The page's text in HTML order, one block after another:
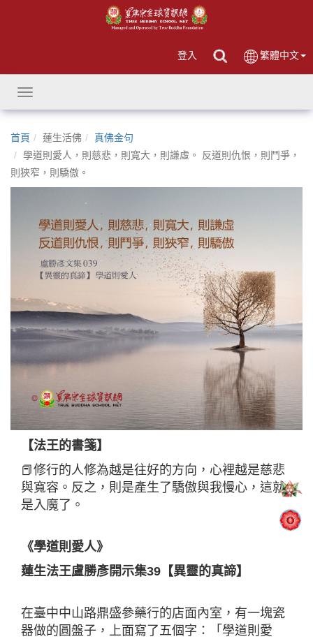
登入 繁體中文
Toggle
navigation
首頁 蓮生活佛
真佛金句
學道則愛人，則慈悲，則寬大，則謙虛。 反道則仇恨，則鬥爭，
則狹窄，則驕傲。
【法王的書箋】
📕修行的人修為越是往好的方向，心裡越是慈悲
與寬容。反之，則是產生了驕傲與我慢心，這就
是入魔了。
《學道則愛人》
蓮生法王盧勝彥開示集39【異靈的真諦】
在臺中中山路鼎盛參藥行的店面內室，有一塊瓷
器做的圓盤子，上面寫了五個字：「學道則愛